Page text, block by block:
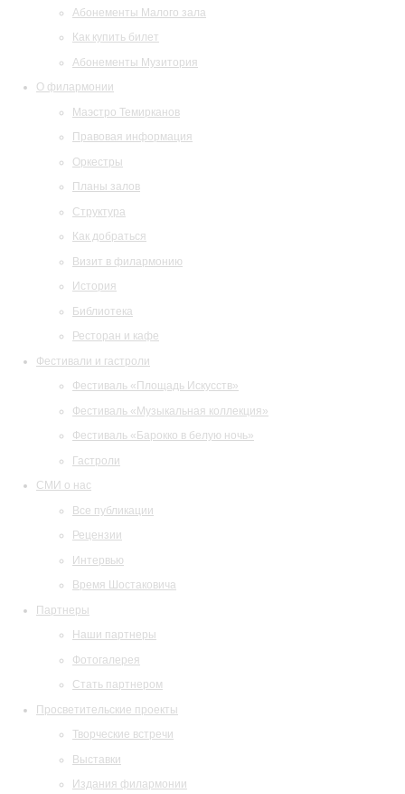
Абонементы Малого зала
Как купить билет
Абонементы Музитория
О филармонии
Маэстро Темирканов
Правовая информация
Оркестры
Планы залов
Структура
Как добраться
Визит в филармонию
История
Библиотека
Ресторан и кафе
Фестивали и гастроли
Фестиваль «Площадь Искусств»
Фестиваль «Музыкальная коллекция»
Фестиваль «Барокко в белую ночь»
Гастроли
СМИ о нас
Все публикации
Рецензии
Интервью
Время Шостаковича
Партнеры
Наши партнеры
Фотогалерея
Стать партнером
Просветительские проекты
Творческие встречи
Выставки
Издания филармонии